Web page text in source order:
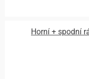
Horní + spodní